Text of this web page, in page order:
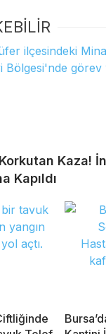
Korkutan Kaza!
Kapıldı